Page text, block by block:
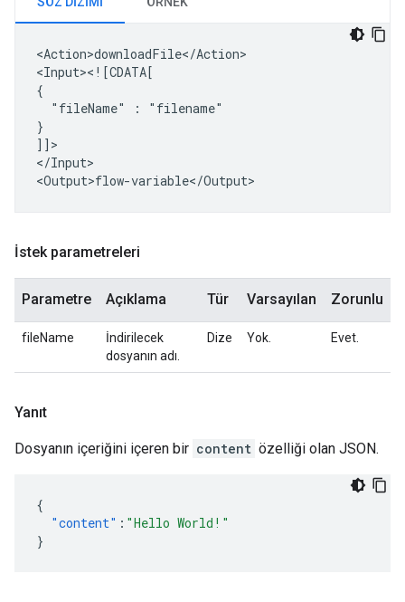
<Action>downloadFile</Action>
<Input><![CDATA[
"fileName"
:
"filename"
}
]]>
</Input>
İstek parametreleri
Parametre Açıklama Tür Varsayılan Zorunlu
fileName
İndirilecek
dosyanın adı.
Dize Yok. Evet.
Yanıt
Dosyanın içeriğini içeren bir content özelliği olan JSON.
{
"content" : "Hello World!"
}